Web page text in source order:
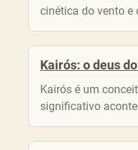
cinética do vento e
Kairós: o deus
Kairós é um
significativo